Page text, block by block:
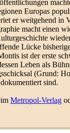
Europas
er weitgehend in
macht einen
Lücke
ist der erste
Leben als
(Grund:
sind.
Metropol-Verlag